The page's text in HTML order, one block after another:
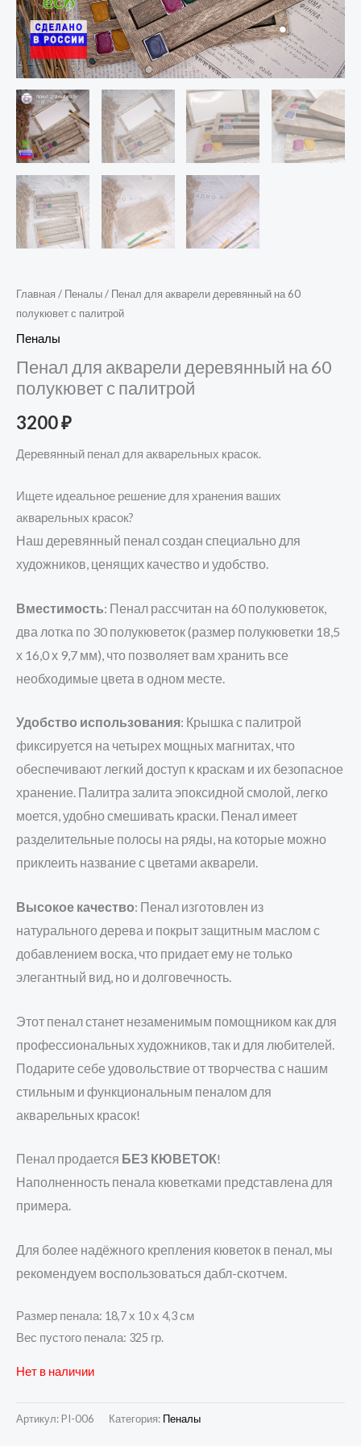
Главная / Пеналы/ Пенал для акварели деревянный на 60
полукювет с палитрой
Пеналы
Пенал для акварели деревянный на 60
полукювет с палитрой
3200₽
Деревянный пенал для акварельных красок.
Ищете идеальное решение для хранения ваших
акварельных красок?
Наш деревянный пенал создан специально для
художников, ценящих качество и удобство.
Вместимость: Пенал рассчитан на 60 полукюветок,
два лотка по 30 полукюветок (размер полукюветки 18,5
х 16,0 х 9,7 мм), что позволяет вам хранить все
необходимые цвета в одном месте.
Удобство использования: Крышка с палитрой
фиксируется на четырех мощных магнитах, что
обеспечивают легкий доступ к краскам и их безопасное
хранение. Палитра залита эпоксидной смолой, легко
моется, удобно смешивать краски. Пенал имеет
разделительные полосы на ряды, на которые можно
приклеить название с цветами акварели.
Высокое качество: Пенал изготовлен из
натурального дерева и покрыт защитным маслом с
добавлением воска, что придает ему не только
элегантный вид, но и долговечность.
Этот пенал станет незаменимым помощником как для
профессиональных художников, так и для любителей.
Подарите себе удовольствие от творчества с нашим
стильным и функциональным пеналом для
акварельных красок!
Пенал продается БЕЗ КЮВЕТОК!
Наполненность пенала кюветками представлена для
примера.
Для более надёжного крепления кюветок в пенал, мы
рекомендуем воспользоваться дабл-скотчем.
Размер пенала: 18,7 х 10 х 4,3 см
Вес пустого пенала: 325 гр.
Нет в наличии
Артикул: PI-006 Категория: Пеналы